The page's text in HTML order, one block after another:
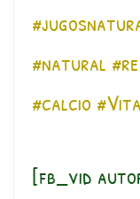
#natural
#calcio
[fb_vid